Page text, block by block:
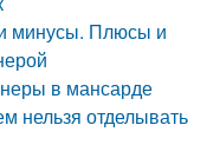
минусы. Плюсы и
в мансарде
нельзя отделывать